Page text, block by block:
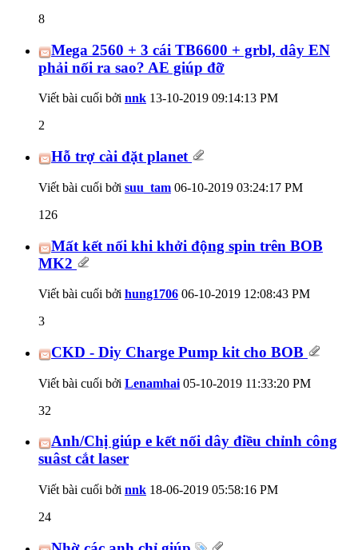
8
Mega 2560 + 3 cái TB6600 + grbl, dây EN
phải nối ra sao? AE giúp đỡ
Viết bài cuối bởi nnk 13-10-2019 09:14:13 PM
2
Hỗ trợ cài đặt planet
Viết bài cuối bởi suu_tam 06-10-2019 03:24:17 PM
126
Mất kết nối khi khởi động spin trên BOB
MK2
Viết bài cuối bởi hung1706 06-10-2019 12:08:43 PM
3
CKD - Diy Charge Pump kit cho BOB
Viết bài cuối bởi Lenamhai 05-10-2019 11:33:20 PM
32
Anh/Chị giúp e kết nối dây điều chỉnh công
suâst cắt laser
Viết bài cuối bởi nnk 18-06-2019 05:58:16 PM
24